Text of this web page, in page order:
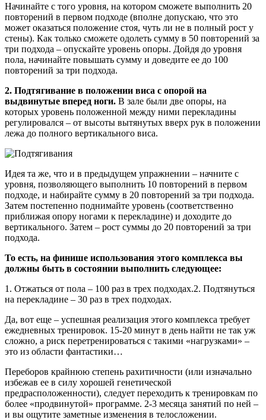
Начинайте с того уровня, на котором сможете выполнить 20
повторений в первом подходе (вполне допускаю, что это
может оказаться положение стоя, чуть ли не в полный рост у
стены). Как только сможете одолеть сумму в 50 повторений за
три подхода – опускайте уровень опоры. Дойдя до уровня
пола, начинайте повышать сумму и доведите ее до 100
повторений за три подхода.
2. Подтягивание в положении виса с опорой на
выдвинутые вперед ноги. В зале были две опоры, на
которых уровень положенной между ними перекладины
регулировался – от высоты вытянутых вверх рук в положении
лежа до полного вертикального виса.
Идея та же, что и в предыдущем упражнении – начните с
уровня, позволяющего выполнить 10 повторений в первом
подходе, и набирайте сумму в 20 повторений за три подхода.
Затем постепенно поднимайте уровень (соответственно
приближая опору ногами к перекладине) и доходите до
вертикального. Затем – рост суммы до 20 повторений за три
подхода.
То есть, на финише использования этого комплекса вы
должны быть в состоянии выполнить следующее:
1. Отжаться от пола – 100 раз в трех подходах.2. Подтянуться
на перекладине – 30 раз в трех подходах.
Да, вот еще – успешная реализация этого комплекса требует
ежедневных тренировок. 15-20 минут в день найти не так уж
сложно, а риск перетренироваться с такими «нагрузками» –
это из области фантастики…
Переборов крайнюю степень рахитичности (или изначально
избежав ее в силу хорошей генетической
предрасположенности), следует переходить к тренировкам по
более «продвинутой» программе. 2-3 месяца занятий по ней –
и вы ощутите заметные изменения в телосложении.